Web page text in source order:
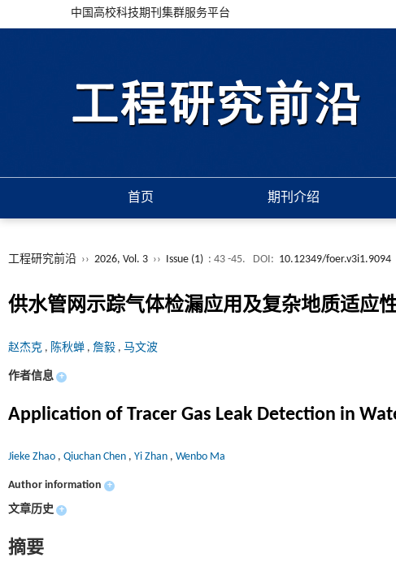
中国高校科技期刊集群服务平台
首页 期刊介绍
工程研究前沿 ›› 2026, Vol. 3 ›› Issue (1) : 43 -45. DOI: 10.12349/foer.v3i1.9094
供水管网示踪气体检漏应用及复杂地质适应
赵杰克 , 陈秋蝉 , 詹毅 , 马文波
作者信息 +
Application of Tracer Gas Leak Detection in
Jieke Zhao , Qiuchan Chen , Yi Zhan , Wenbo Ma
Author information +
文章历史 +
摘要